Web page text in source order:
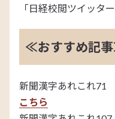
「日経校閲ツイッタ
≪おすすめ記
新聞漢字あれこれ
こちら